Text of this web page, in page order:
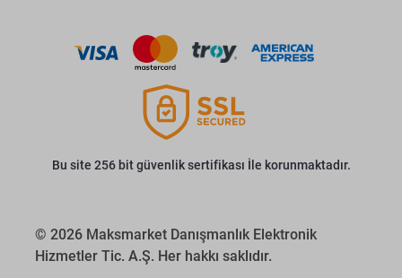
Bu site 256 bit güvenlik sertifikası İle korunmaktadır.
© 2026 Maksmarket Danışmanlık Elektronik
Hizmetler Tic. A.Ş. Her hakkı saklıdır.